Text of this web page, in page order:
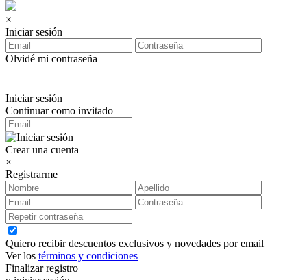
×
Iniciar sesión
Olvidé mi contraseña
Iniciar sesión
Continuar como invitado
Crear una cuenta
×
Registrarme
Quiero recibir descuentos exclusivos y novedades por email
Ver los términos y condiciones
Finalizar registro